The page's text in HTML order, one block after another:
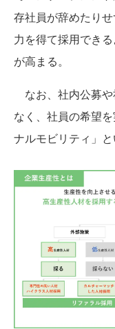
存社員が辞めたり
力を得て採用でき
が高まる。
なお、社内公募
なく、社員の希望
ナルモビリティ」と